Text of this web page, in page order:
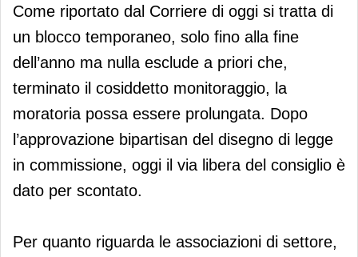
Come riportato dal Corriere di oggi si tratta di
un blocco temporaneo, solo fino alla fine
dell’anno ma nulla esclude a priori che,
terminato il cosiddetto monitoraggio, la
moratoria possa essere prolungata. Dopo
l’approvazione bipartisan del disegno di legge
in commissione, oggi il via libera del consiglio è
dato per scontato.
Per quanto riguarda le associazioni di settore,